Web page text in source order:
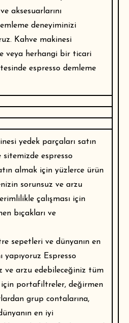
aksesuarlarını
deneyiminizi
Kahve makinesi
veya herhangi bir ticari
espresso demleme
yedek parçaları satın
espresso
almak için yüzlerce ürün
sorunsuz ve arzu
çalışması için
bıçakları ve
sepetleri ve dünyanın en
yapıyoruz Espresso
ve arzu edebileceğiniz tüm
için portafiltreler, değirmen
grup contalarına,
en iyi